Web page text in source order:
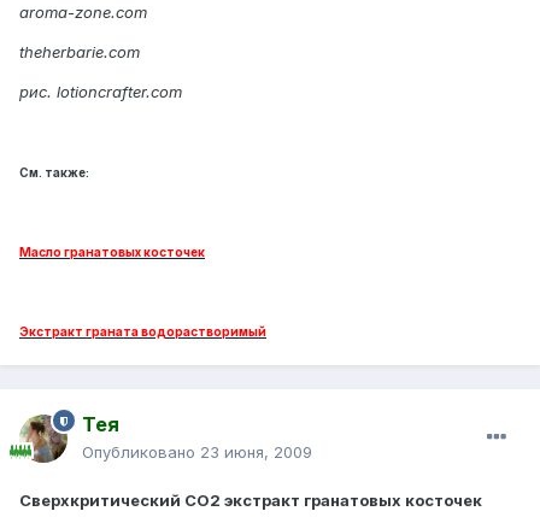
aroma-zone.com
theherbarie.com
рис. lotioncrafter.com
См. также:
Масло гранатовых косточек
Экстракт граната водорастворимый
Тея
Опубликовано 23 июня, 2009
Сверхкритический СО2 экстракт гранатовых косточек